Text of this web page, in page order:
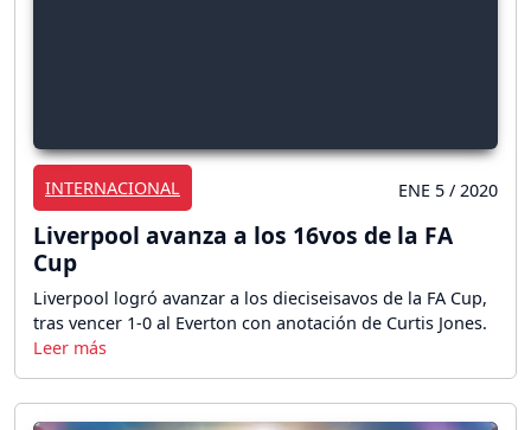
INTERNACIONAL ENE 5 / 2020
Liverpool avanza a los 16vos de la FA
Cup
Liverpool logró avanzar a los dieciseisavos de la FA Cup,
tras vencer 1-0 al Everton con anotación de Curtis Jones.